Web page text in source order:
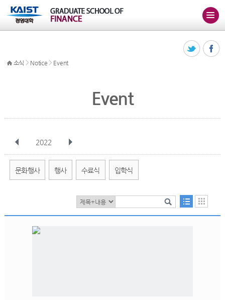
소식 > Notice > Event
Event
2022
전체 1월 2월 4월 5월 6월
문화행사 행사 수료식 입학식